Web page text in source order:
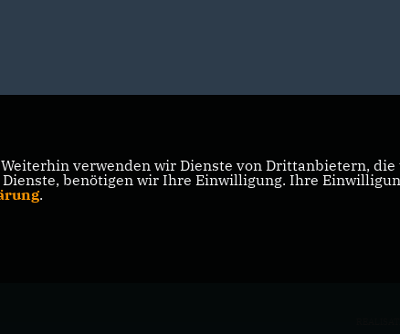
verwenden wir Dienste von Drittanbietern,
benötigen wir Ihre Einwilligung. Ihre
.